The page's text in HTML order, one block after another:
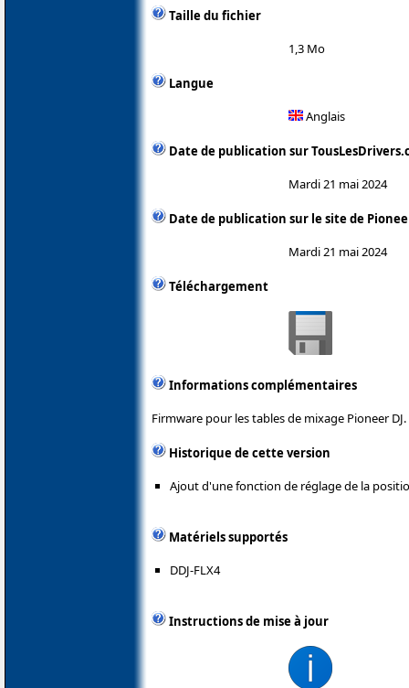
Taille du fichier
1,3 Mo
Langue
Anglais
Date de publication sur
Mardi 21 mai 2024
Date de publication sur le site de
Mardi 21 mai 2024
Téléchargement
Informations complémentaires
Firmware pour les tables de mixage Pioneer DJ.
Historique de cette version
Ajout d'une fonction de réglage de la
Matériels supportés
DDJ-FLX4
Instructions de mise à jour